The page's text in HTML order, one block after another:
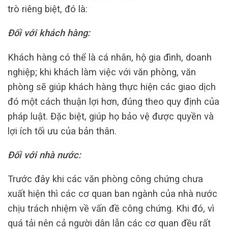
trò riêng biệt, đó là:
Đối với khách hàng:
Khách hàng có thể là cá nhân, hộ gia đình, doanh
nghiệp; khi khách làm việc với văn phòng, văn
phòng sẽ giúp khách hàng thực hiện các giao dịch
đó một cách thuận lợi hơn, đúng theo quy định của
pháp luật. Đặc biệt, giúp họ bảo vệ được quyền và
lợi ích tối ưu của bản thân.
Đối với nhà nước:
Trước đây khi các văn phòng công chứng chưa
xuất hiện thì các cơ quan ban ngành của nhà nước
chịu trách nhiệm về vấn đề công chứng. Khi đó, vì
quá tải nên cả người dân lẫn các cơ quan đều rất